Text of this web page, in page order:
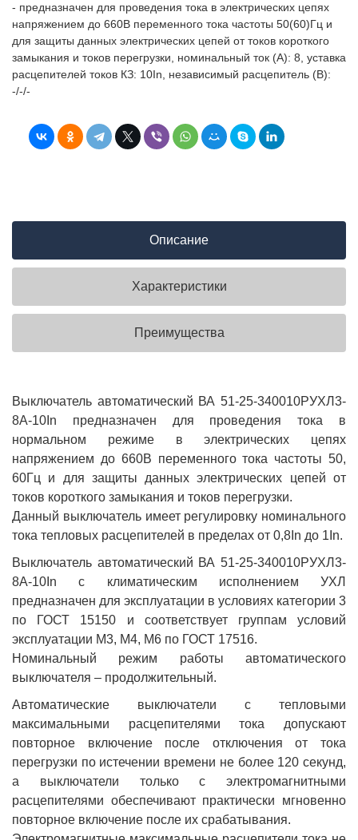
- предназначен для проведения тока в электрических цепях
напряжением до 660В переменного тока частоты 50(60)Гц и
для защиты данных электрических цепей от токов короткого
замыкания и токов перегрузки, номинальный ток (А): 8, уставка
расцепителей токов КЗ: 10In, независимый расцепитель (В):
-/-/-
Описание
Характеристики
Преимущества
Выключатель автоматический ВА 51-25-340010РУХЛ3-
8А-10In предназначен для проведения тока в
нормальном режиме в электрических цепях
напряжением до 660В переменного тока частоты 50,
60Гц и для защиты данных электрических цепей от
токов короткого замыкания и токов перегрузки.
Данный выключатель имеет регулировку номинального
тока тепловых расцепителей в пределах от 0,8In до 1In.
Выключатель автоматический ВА 51-25-340010РУХЛ3-
8А-10In с климатическим исполнением УХЛ
предназначен для эксплуатации в условиях категории 3
по ГОСТ 15150 и соответствует группам условий
эксплуатации М3, М4, М6 по ГОСТ 17516.
Номинальный режим работы автоматического
выключателя – продолжительный.
Автоматические выключатели с тепловыми
максимальными расцепителями тока допускают
повторное включение после отключения от тока
перегрузки по истечении времени не более 120 секунд,
а выключатели только с электромагнитными
расцепителями обеспечивают практически мгновенно
повторное включение после их срабатывания.